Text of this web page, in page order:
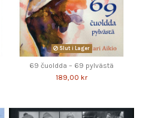
Slut i Lager
69 čuoldda – 69 pylvästä
189,00 kr